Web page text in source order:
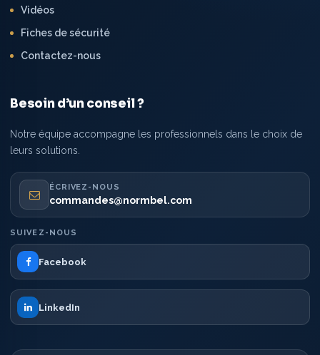
Vidéos
Fiches de sécurité
Contactez-nous
Besoin d’un conseil ?
Notre équipe accompagne les professionnels dans le choix de
leurs solutions.
ÉCRIVEZ-NOUS
commandes@normbel.com
SUIVEZ-NOUS
Facebook
LinkedIn